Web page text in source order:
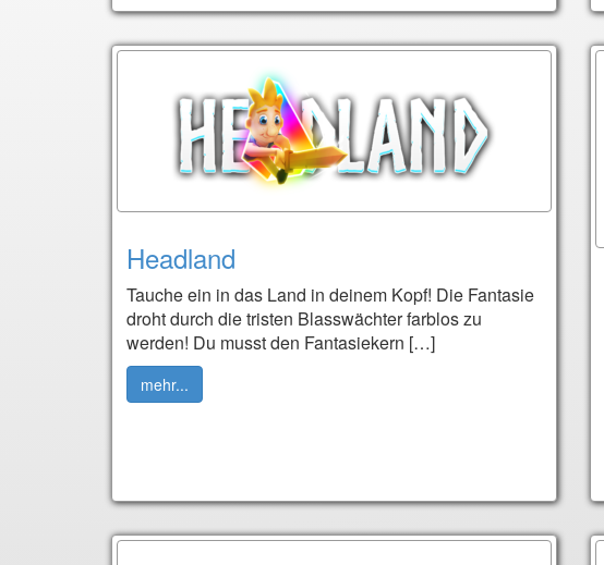
Headland
Tauche ein in das Land in deinem Kopf! Die Fantasie
droht durch die tristen Blasswächter farblos zu
werden! Du musst den Fantasiekern […]
mehr...